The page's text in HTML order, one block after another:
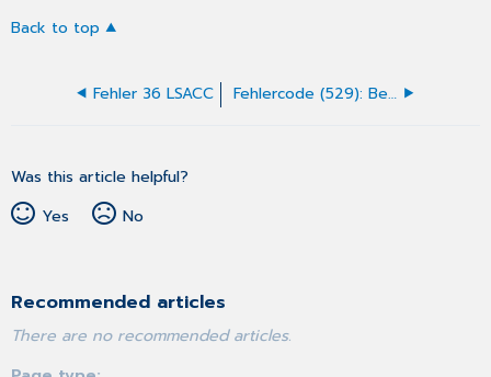
Back to top
Fehler 36 LSACC Fehlercode (529): Bei Überweisungsfällen (Satzart 0102) sind als Scheinuntergruppe (Feld 4239) nur die Werte 20/21/23/24/25/26/27 als Auftragsleistung zugelassen
Was this article helpful?
Yes
No
Recommended articles
There are no recommended articles.